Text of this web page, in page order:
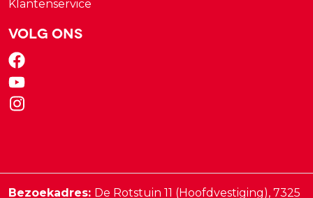
Klantenservice
Volg ons
Bezoekadres: De Rotstuin 11 (Hoofdvestiging), 7325